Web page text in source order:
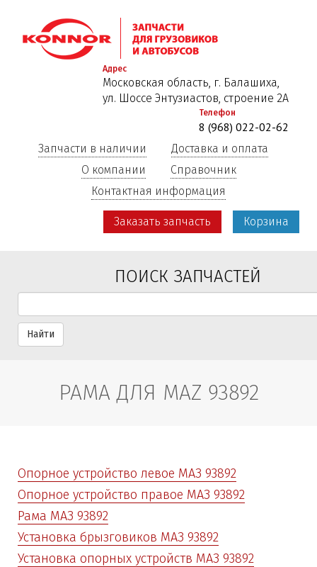
к
основному
Адрес
Московская область, г. Балашиха,
ул. Шоссе Энтузиастов, строение 2А
Телефон
8 (968) 022-02-62
Запчасти в наличии
Доставка и оплата
О компании
Справочник
Контактная информация
Заказать запчасть Корзина
ПОИСК ЗАПЧАСТЕЙ
Найти
РАМА ДЛЯ MAZ 93892
Опорное устройство левое МАЗ 93892
Опорное устройство правое МАЗ 93892
Рама МАЗ 93892
Установка брызговиков МАЗ 93892
Установка опорных устройств МАЗ 93892